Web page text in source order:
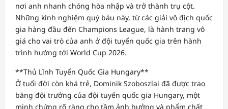
nơi anh nhanh chóng hòa nhập và trở thành trụ cột.
Những kinh nghiệm quý báu này, từ các giải vô địch quốc
gia hàng đầu đến Champions League, là hành trang vô
giá cho vai trò của anh ở đội tuyển quốc gia trên hành
trình hướng tới World Cup 2026.
**Thủ Lĩnh Tuyển Quốc Gia Hungary**
Ở tuổi đời còn khá trẻ, Dominik Szoboszlai đã được trao
băng đội trưởng của đội tuyển quốc gia Hungary, một
minh chứng rõ ràng cho tầm ảnh hưởng và phẩm chất